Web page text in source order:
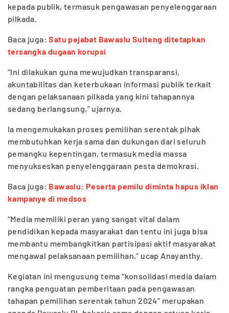
kepada publik, termasuk pengawasan penyelenggaraan
pilkada.
Baca juga:Satu pejabat Bawaslu Sulteng ditetapkan
tersangka dugaan korupsi
“Ini dilakukan guna mewujudkan transparansi,
akuntabilitas dan keterbukaan informasi publik terkait
dengan pelaksanaan pilkada yang kini tahapannya
sedang berlangsung,” ujarnya.
Ia mengemukakan proses pemilihan serentak pihak
membutuhkan kerja sama dan dukungan dari seluruh
pemangku kepentingan, termasuk media massa
menyukseskan penyelenggaraan pesta demokrasi.
Baca juga: Bawaslu: Peserta pemilu diminta hapus iklan
kampanye di medsos
“Media memiliki peran yang sangat vital dalam
pendidikan kepada masyarakat dan tentu ini juga bisa
membantu membangkitkan partisipasi aktif masyarakat
mengawal pelaksanaan pemilihan,” ucap Anayanthy.
Kegiatan ini mengusung tema “konsolidasi media dalam
rangka penguatan pemberitaan pada pengawasan
tahapan pemilihan serentak tahun 2024” merupakan